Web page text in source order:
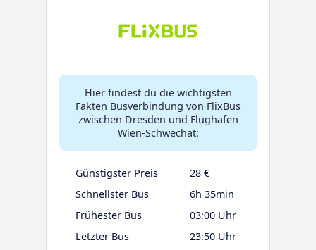
Hier findest du die wichtigsten
Fakten Busverbindung von FlixBus
zwischen Dresden und Flughafen
Wien-Schwechat:
Günstigster Preis
28 €
Schnellster Bus
6h 35min
Frühester Bus
03:00 Uhr
Letzter Bus
23:50 Uhr